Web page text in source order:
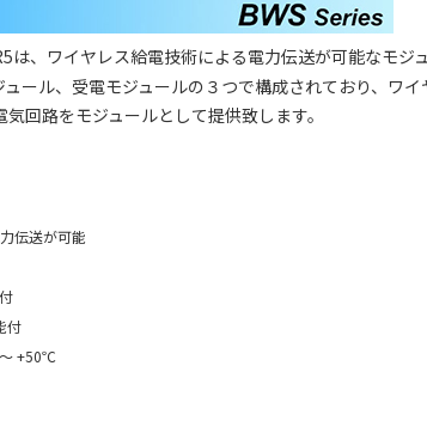
は、ワイヤレス給電技術による電力伝送が可能なモジュ
ュール、受電モジュールの３つで構成されており、ワ
回路をモジュールとして提供致します。
伝送が可能
付
+50℃